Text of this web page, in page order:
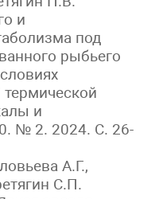
и
под
рыбьего
и
№ 2. 2024. С. 26-
А.Г.,
С.П.